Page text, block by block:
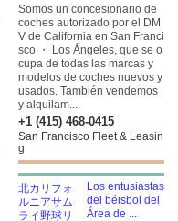
Somos un concesionario de
coches autorizado por el DM
V de California en San Franci
sco ・ Los Ángeles, que se o
cupa de todas las marcas y
modelos de coches nuevos y
usados. También vendemos
y alquilam...
+1 (415) 468-0415
San Francisco Fleet & Leasin
g
Los entusiastas
del béisbol del
Área de ...